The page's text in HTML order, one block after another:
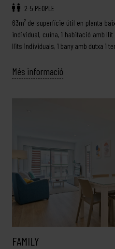
2-5 PEOPLE
63m² de superfície útil en planta
individual, cuina, 1 habitació amb
llits individuals, 1 bany amb dutxa i
Més informació
FAMILY